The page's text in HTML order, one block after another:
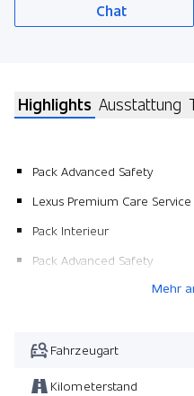
Chat
Highlights Ausstattung
Pack Advanced Safety
Lexus Premium Care
Pack Interieur
Pack Advanced Safety
Mehr
Fahrzeugart
Kilometerstand